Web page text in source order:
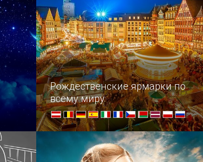
Рождественские ярмарки по
всему миру
В преддверии праздников,
насладитесь нашей подборкой